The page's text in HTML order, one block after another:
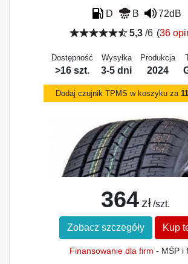
D B
72dB
5,3/6 (36
Dostępność
>16 szt.
Wysyłka
3-5 dni
Produkcja
2024
Dodaj czujnik TPMS w koszyku za
364 zł /szt.
Zobacz szczegóły Kup
Finansowanie dla firm - MŚP i